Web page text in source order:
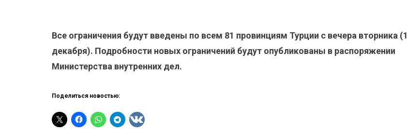
Все ограничения будут введены по всем 81 провинциям Турции с вечера вторника (1
декабря). Подробности новых ограничений будут опубликованы в распоряжении
Министерства внутренних дел.
Поделиться новостью: